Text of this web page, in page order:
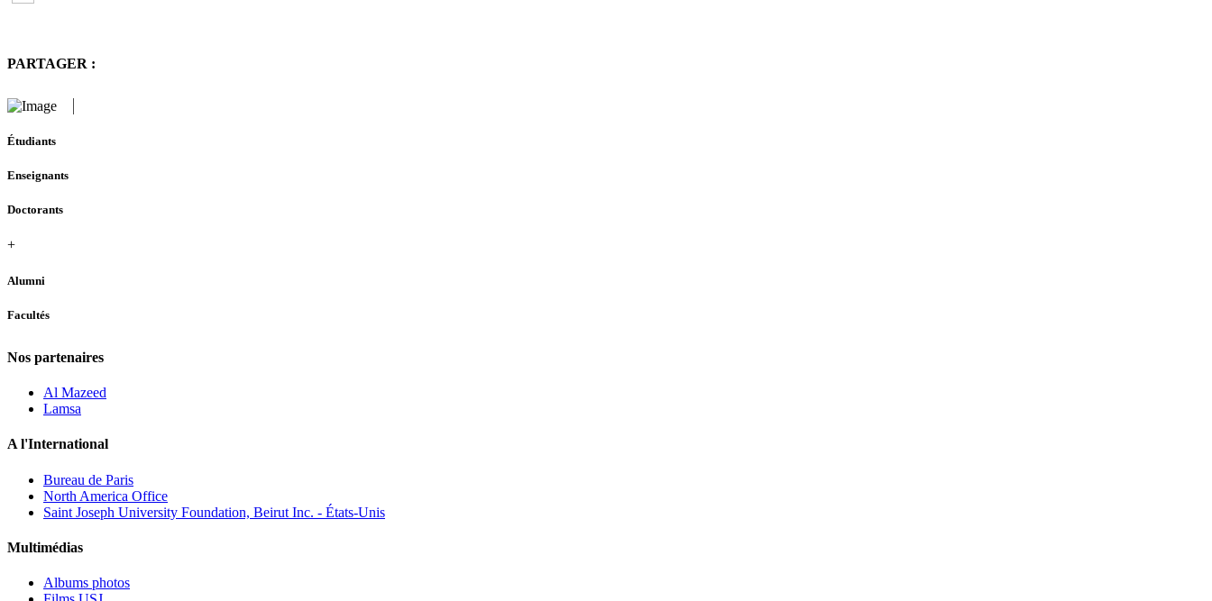
PARTAGER :
Étudiants
Enseignants
Doctorants
+
Alumni
Facultés
Nos partenaires
Al Mazeed
Lamsa
A l'International
Bureau de Paris
North America Office
Saint Joseph University Foundation, Beirut Inc. - États-Unis
Multimédias
Albums photos